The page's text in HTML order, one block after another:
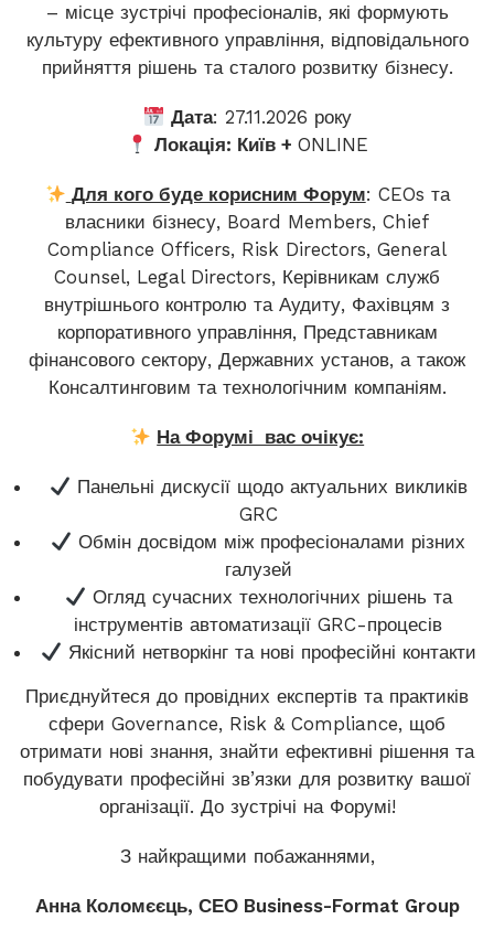
– місце зустрічі професіоналів, які формують
культуру ефективного управління, відповідального
прийняття рішень та сталого розвитку бізнесу.
Дата: 27.11.2026 року
Локація: Київ + ONLINE
Для кого буде корисним Форум: CEOs та
власники бізнесу, Board Members, Chief
Compliance Officers, Risk Directors, General
Counsel, Legal Directors, Керівникам служб
внутрішнього контролю та Аудиту, Фахівцям з
корпоративного управління, Представникам
фінансового сектору, Державних установ, а також
Консалтинговим та технологічним компаніям.
На Форумі вас очікує:
Панельні дискусії щодо актуальних викликів
GRC
Обмін досвідом між професіоналами різних
галузей
Огляд сучасних технологічних рішень та
інструментів автоматизації GRC-процесів
Якісний нетворкінг та нові професійні контакти
Приєднуйтеся до провідних експертів та практиків
сфери Governance, Risk & Compliance, щоб
отримати нові знання, знайти ефективні рішення та
побудувати професійні зв’язки для розвитку вашої
організації. До зустрічі на Форумі!
З найкращими побажаннями,
Анна Коломєєць, СЕО Business-Format Group